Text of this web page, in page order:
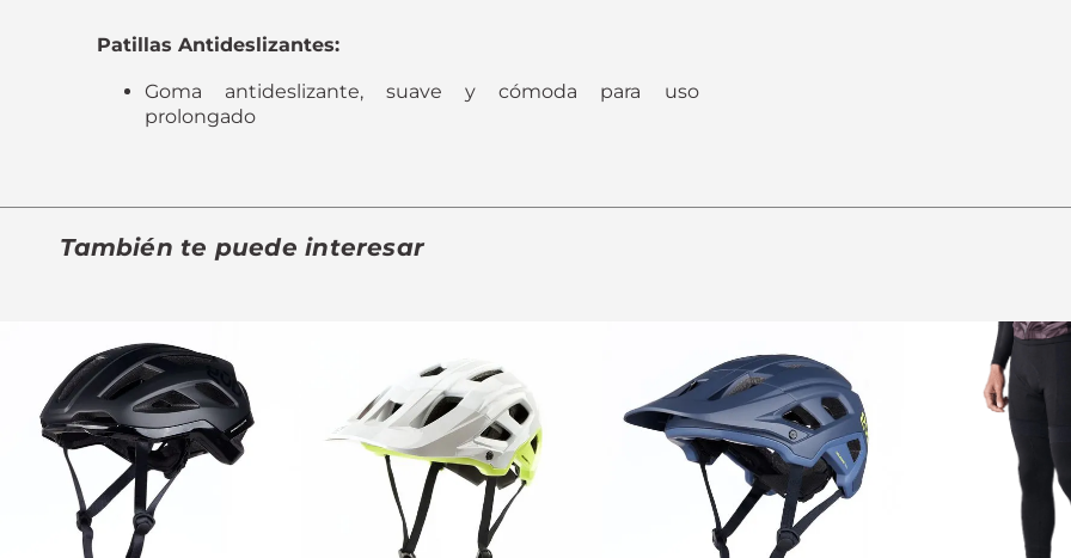
Patillas Antideslizantes:
Goma antideslizante, suave y cómoda para uso
prolongado
También te puede interesar